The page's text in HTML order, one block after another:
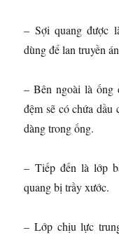
– Sợi quang được
dùng để lan truyền
– Bên ngoài là ống
đệm sẽ có chứa
dàng trong ống.
– Tiếp đến là lớp
quang bị trầy xước.
– Lớp chịu lực